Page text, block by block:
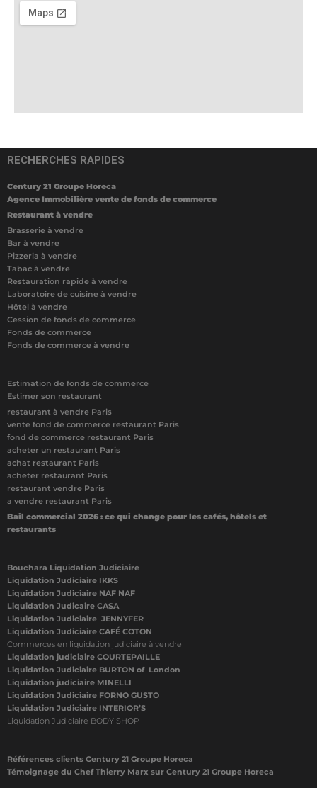
RECHERCHES RAPIDES
Century 21 Groupe Horeca
Agence Immobilière vente de fonds de commerce
Restaurant à vendre
Brasserie à vendre
Bar à vendre
Pizzeria à vendre
Tabac à vendre
Restauration rapide à vendre
Laboratoire de cuisine à vendre
Hôtel à vendre
Cession de fonds de commerce
Fonds de commerce
Fonds de commerce à vendre
Estimation de fonds de commerce
Estimer son restaurant
restaurant à vendre Paris
vente fond de commerce restaurant Paris
fond de commerce restaurant Paris
acheter un restaurant Paris
achat restaurant Paris
acheter restaurant Paris
restaurant vendre Paris
a vendre restaurant Paris
Bail commercial 2026 : ce qui change pour les cafés, hôtels et
restaurants
Bouchara Liquidation Judiciaire
Liquidation Judiciaire IKKS
Liquidation Judiciaire NAF NAF
Liquidation Judicaire CASA
Liquidation Judiciaire JENNYFER
Liquidation Judiciaire CAFÉ COTON
Commerces en liquidation judiciaire à vendre
Liquidation judiciaire COURTEPAILLE
Liquidation Judiciaire BURTON of London
Liquidation judiciaire MINELLI
Liquidation Judiciaire FORNO GUSTO
Liquidation Judiciaire INTERIOR’S
Liquidation Judiciaire BODY SHOP
Références clients Century 21 Groupe Horeca
Témoignage du Chef Thierry Marx sur Century 21 Groupe Horeca